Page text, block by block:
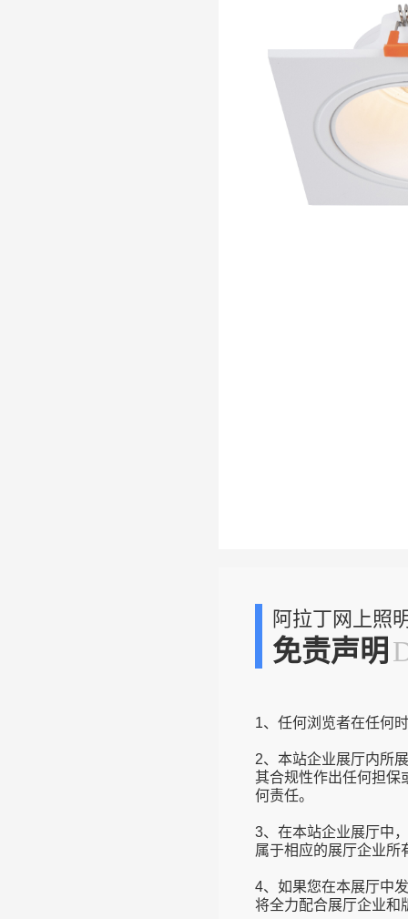
阿拉丁网上照
免责声明
1、任何浏览者在任何
2、本站企业展厅内所
其合规性作出任何担保
何责任。
3、在本站企业展厅中
属于相应的展厅企业所
4、如果您在本展厅中
将全力配合展厅企业和